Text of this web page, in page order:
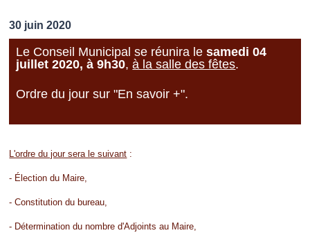
Vos professionnels
Loisirs
30 juin 2020
Le Conseil Municipal se réunira lesamedi 04
juillet 2020, à 9h30,à la salle des fêtes.
Ordre du jour sur "En savoir +".
L'ordre du jour sera le suivant :
- Élection du Maire,
- Constitution du bureau,
- Détermination du nombre d'Adjoints au Maire,